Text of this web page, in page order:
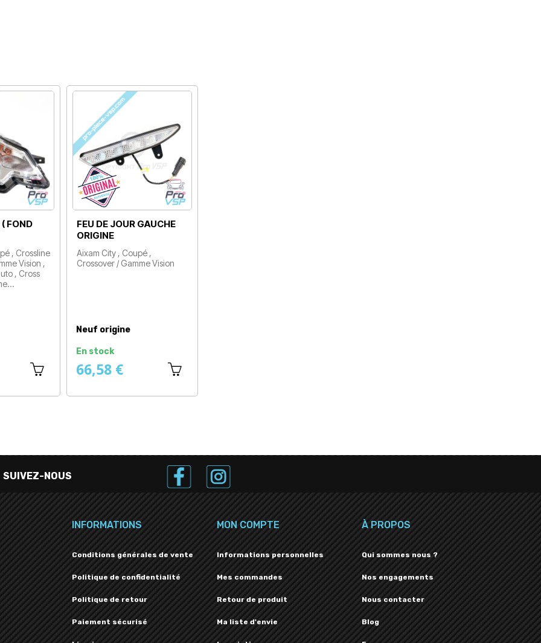
FOND
, Crossline
Vision ,
, Cross
FEU DE JOUR GAUCHE
ORIGINE
Aixam City , Coupé ,
Crossover / Gamme Vision
Neuf origine
En stock
66,58 €
SUIVEZ-NOUS
INFORMATIONS
Conditions générales de vente
Politique de confidentialité
Politique de retour
Paiement sécurisé
MON COMPTE
Informations personnelles
Mes commandes
Retour de produit
Ma liste d'envie
À PROPOS
Qui sommes nous ?
Nos engagements
Nous contacter
Blog